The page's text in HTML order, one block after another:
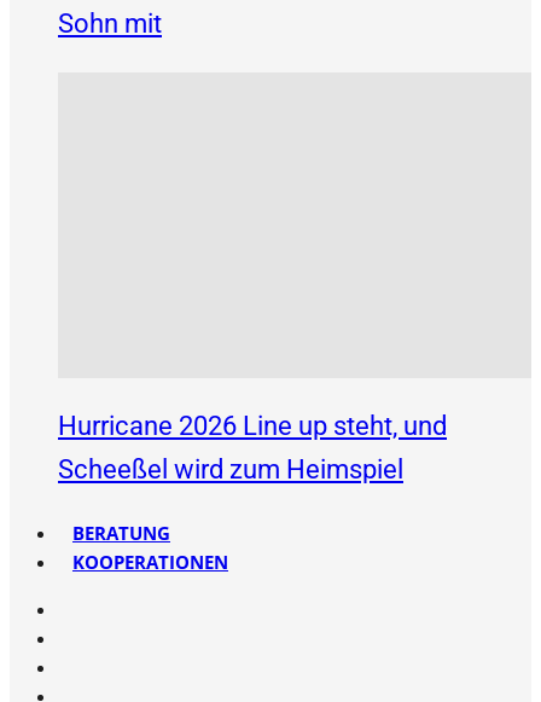
Sohn mit
Hurricane 2026 Line up steht, und
Scheeßel wird zum Heimspiel
BERATUNG
KOOPERATIONEN